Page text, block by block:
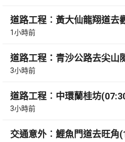
道路工程︰黃大仙龍翔道去
1小時前
道路工程：青沙公路去尖山
3小時前
道路工程︰中環蘭桂坊
3小時前
交通意外︰鯉魚門道去旺角